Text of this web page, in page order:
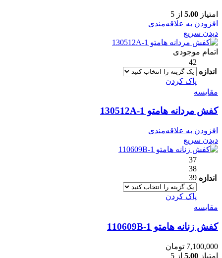
امتیاز 5.00 از 5
افزودن به علاقه‌مندی
دیدن سریع
اتمام موجودی
اندازه
42
پاک کردن
مقایسه
کفش مردانه هامتو 130512A-1
افزودن به علاقه‌مندی
دیدن سریع
اندازه
37
38
39
پاک کردن
مقایسه
کفش زنانه هامتو 110609B-1
7,100,000 تومان
امتیاز 5.00 از 5